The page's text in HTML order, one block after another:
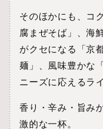
そのほかにも、コ
腐まぜそば」、海
がクセになる「京
麺」、風味豊かな
ニーズに応えるラ
香り・辛み・旨み
激的な一杯。